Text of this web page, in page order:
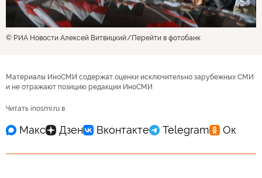
© РИА Новости Алексей Витвицкий Перейти в фотобанк
Материалы ИноСМИ содержат оценки исключительно зарубежных СМИ
и не отражают позицию редакции ИноСМИ
Читать inosmi.ru в